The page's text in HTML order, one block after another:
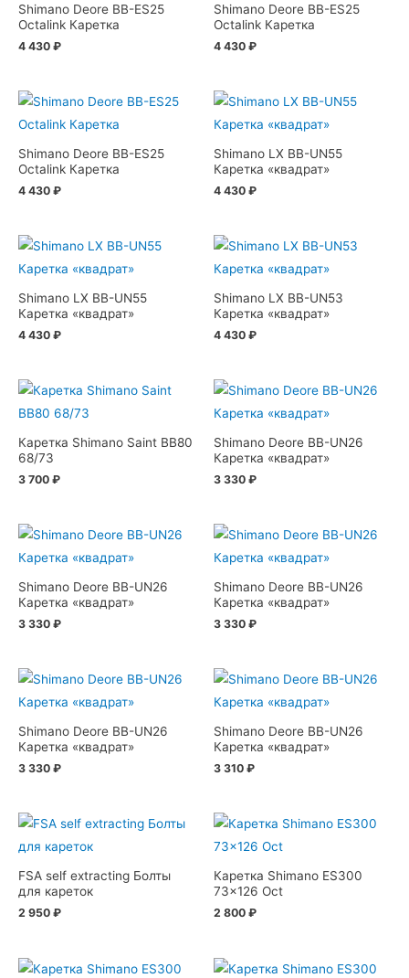
Shimano Deore BB-ES25
Octalink Каретка
4 430 ₽
Shimano Deore BB-ES25
Octalink Каретка
4 430 ₽
Shimano Deore BB-ES25
Octalink Каретка
4 430 ₽
Shimano LX BB-UN55
Каретка «квадрат»
4 430 ₽
Shimano LX BB-UN55
Каретка «квадрат»
4 430 ₽
Shimano LX BB-UN53
Каретка «квадрат»
4 430 ₽
Каретка Shimano Saint BB80
68/73
3 700 ₽
Shimano Deore BB-UN26
Каретка «квадрат»
3 330 ₽
Shimano Deore BB-UN26
Каретка «квадрат»
3 330 ₽
Shimano Deore BB-UN26
Каретка «квадрат»
3 330 ₽
Shimano Deore BB-UN26
Каретка «квадрат»
3 330 ₽
Shimano Deore BB-UN26
Каретка «квадрат»
3 310 ₽
FSA self extracting Болты
для кареток
2 950 ₽
Каретка Shimano ES300
73×126 Oct
2 800 ₽